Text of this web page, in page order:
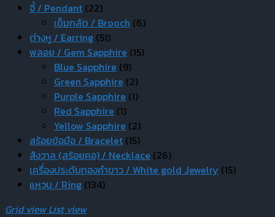
จี้ / Pendant (22)
เข็มกลัด / Brooch (6)
ต่างหู / Earring (51)
พลอย / Gem Sapphire (15)
Blue Sapphire (9)
Green Sapphire (2)
Purple Sapphire (1)
Red Sapphire (1)
Yellow Sapphire (2)
สร้อยข้อมือ / Bracelet (15)
สังวาล (สร้อยคอ) / Necklace (26)
เครื่องประดับทองคำขาว / White gold Jewelry (15)
แหวน / Ring (134)
Grid view List view